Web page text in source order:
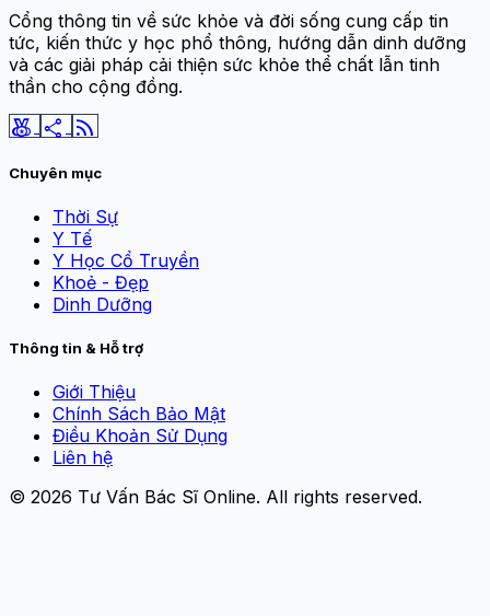
Cổng thông tin về sức khỏe và đời sống cung cấp tin
tức, kiến thức y học phổ thông, hướng dẫn dinh dưỡng
và các giải pháp cải thiện sức khỏe thể chất lẫn tinh
thần cho cộng đồng.
social_leaderboard share rss_feed
Chuyên mục
Thời Sự
Y Tế
Y Học Cổ Truyền
Khoẻ - Đẹp
Dinh Dưỡng
Thông tin & Hỗ trợ
Giới Thiệu
Chính Sách Bảo Mật
Điều Khoản Sử Dụng
Liên hệ
© 2026 Tư Vấn Bác Sĩ Online. All rights reserved.